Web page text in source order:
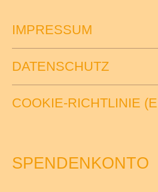
IMPRESSUM
DATENSCHUTZ
COOKIE-RICHTLINIE
SPENDENKONTO